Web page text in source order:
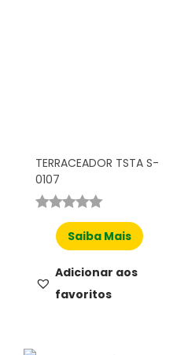
TERRACEADOR TSTA S-
0107
Saiba Mais
Adicionar aos
favoritos